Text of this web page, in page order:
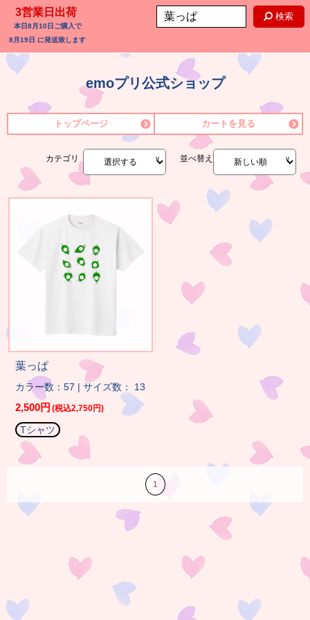
3営業日出荷
本日8月10日 ご購入で
8月19日 に発送致します
検索
emoプリ公式ショップ
トップページ カートを見る
カテゴリ 並べ替え
葉っぱ
カラー数：57 | サイズ数： 13
2,500円 (税込2,750円)
Tシャツ
1